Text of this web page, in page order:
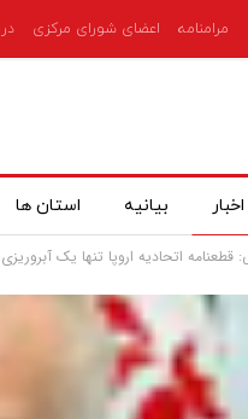
مرامنامه اعضای شورای مرکزی
اخبار بیانیه استان ها
قطعنامه اتحادیه اروپا تنها یک